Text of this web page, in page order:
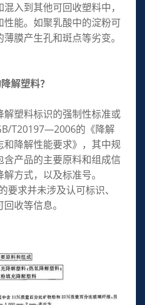
入到其他可回收塑料中，
能。如聚乳酸中的淀粉可
膜产生孔和斑点等劣变。
解塑料？
塑料标识的强制性标准或
T20197—2006的《降解
降解性能要求》，其中规
产品的主要原料和组成信
方式，以及标准号。
要求并未涉及认可标识、
收等信息。